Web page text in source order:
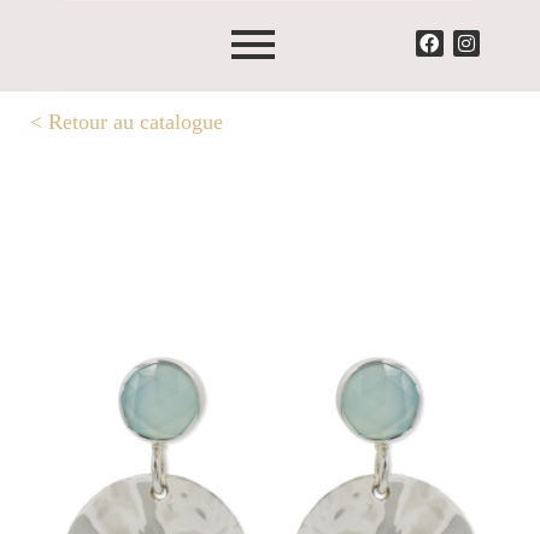
< Retour au catalogue